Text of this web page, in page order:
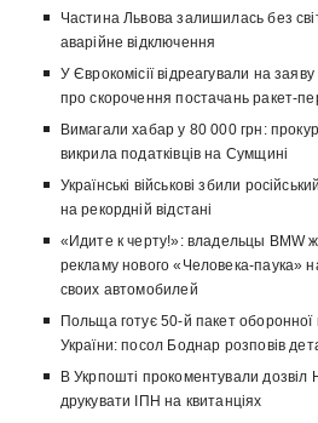
Частина Львова залишилась без
аварійне відключення
У Єврокомісії відреагували на
про скорочення постачань ракет-
Вимагали хабар у 80 000 грн:
викрила податківців на Сумщині
Українські військові збили
на рекордній відстані
«Идите к черту!»: владельцы BMW
рекламу нового «Человека-паука»
своих автомобилей
Польща готує 50-й пакет оборонної
України: посол Боднар розповів
В Укрпошті прокоментували дозвіл
друкувати ІПН на квитанціях